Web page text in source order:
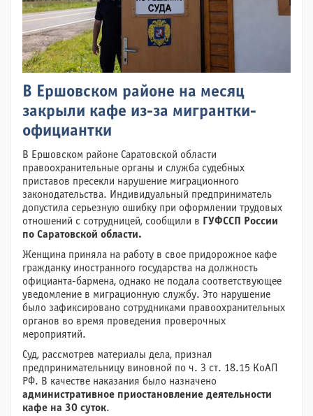
В Ершовском районе на месяц
закрыли кафе из-за мигрантки-
официантки
В Ершовском районе Саратовской области
правоохранительные органы и служба судебных
приставов пресекли нарушение миграционного
законодательства. Индивидуальный предприниматель
допустила серьезную ошибку при оформлении трудовых
отношений с сотрудницей, сообщили в ГУФССП России
по Саратовской области.
Женщина приняла на работу в свое придорожное кафе
гражданку иностранного государства на должность
официанта-бармена, однако не подала соответствующее
уведомление в миграционную службу. Это нарушение
было зафиксировано сотрудниками правоохранительных
органов во время проведения проверочных
мероприятий.
Суд, рассмотрев материалы дела, признал
предпринимательницу виновной по ч. 3 ст. 18.15 КоАП
РФ. В качестве наказания было назначено
административное приостановление деятельности
кафе на 30 суток.